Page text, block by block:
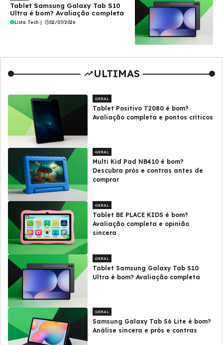
Tablet Samsung Galaxy Tab S10
Ultra é bom? Avaliação completa
Lista Tech | 02/07/2026
ULTIMAS
GERAL
Tablet Positivo T2080 é bom?
Avaliação completa e pontos críticos
GERAL
Multi Kid Pad NB410 é bom?
Descubra prós e contras antes de
comprar
GERAL
Tablet BE PLACE KIDS é bom?
Avaliação completa e opinião
sincera
GERAL
Tablet Samsung Galaxy Tab S10
Ultra é bom? Avaliação completa
GERAL
Samsung Galaxy Tab S6 Lite é bom?
Análise sincera e prós e contras